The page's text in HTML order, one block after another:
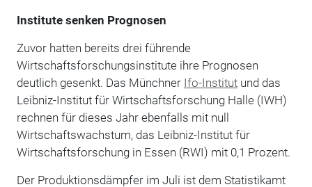
Institute senken Prognosen
Zuvor hatten bereits drei führende
Wirtschaftsforschungsinstitute ihre Prognosen
deutlich gesenkt. Das Münchner Ifo-Institutund das
Leibniz-Institut für Wirtschaftsforschung Halle (IWH)
rechnen für dieses Jahr ebenfalls mit null
Wirtschaftswachstum, das Leibniz-Institut für
Wirtschaftsforschung in Essen (RWI) mit 0,1 Prozent.
Der Produktionsdämpfer im Juli ist dem Statistikamt